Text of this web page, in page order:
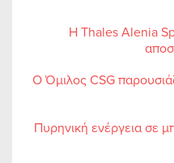
Η Thales Alenia
Ο Όμιλος CSG
Πυρηνική ενέργεια σε